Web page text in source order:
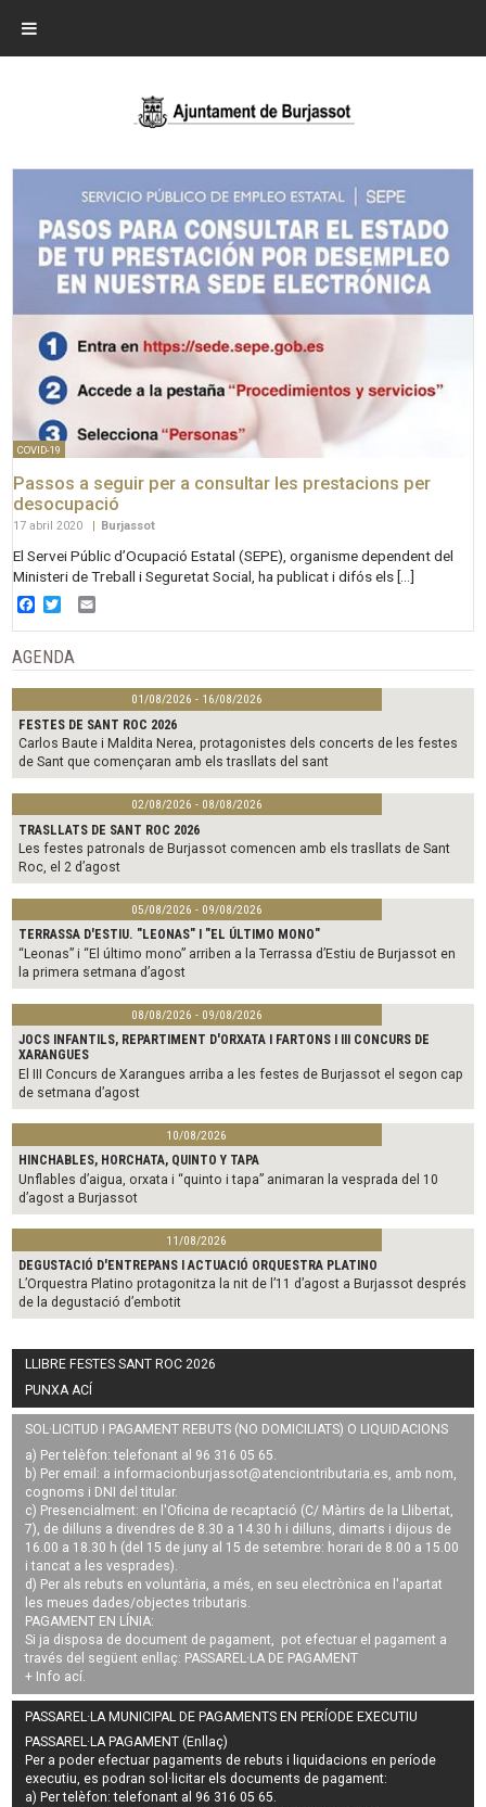
COVID-19
Passos a seguir per a consultar les prestacions per
desocupació
17 abril 2020 Burjassot
El Servei Públic d’Ocupació Estatal (SEPE), organisme dependent del
Ministeri de Treball i Seguretat Social, ha publicat i difós els […]
Facebook
Twitter
AGENDA
01/08/2026 - 16/08/2026
FESTES DE SANT ROC 2026
Carlos Baute i Maldita Nerea, protagonistes dels concerts de les festes
de Sant que començaran amb els trasllats del sant
02/08/2026 - 08/08/2026
TRASLLATS DE SANT ROC 2026
Les festes patronals de Burjassot comencen amb els trasllats de Sant
Roc, el 2 d’agost
05/08/2026 - 09/08/2026
TERRASSA D'ESTIU. "LEONAS" I "EL ÚLTIMO MONO"
“Leonas” i “El último mono” arriben a la Terrassa d’Estiu de Burjassot en
la primera setmana d’agost
08/08/2026 - 09/08/2026
JOCS INFANTILS, REPARTIMENT D'ORXATA I FARTONS I III CONCURS DE
XARANGUES
El III Concurs de Xarangues arriba a les festes de Burjassot el segon cap
de setmana d’agost
10/08/2026
HINCHABLES, HORCHATA, QUINTO Y TAPA
Unflables d’aigua, orxata i “quinto i tapa” animaran la vesprada del 10
d’agost a Burjassot
11/08/2026
DEGUSTACIÓ D'ENTREPANS I ACTUACIÓ ORQUESTRA PLATINO
L’Orquestra Platino protagonitza la nit de l’11 d’agost a Burjassot després
de la degustació d’embotit
LLIBRE FESTES SANT ROC 2026
PUNXA ACÍ
SOL·LICITUD I PAGAMENT REBUTS (NO DOMICILIATS) O LIQUIDACIONS
a) Per telèfon: telefonant al 96 316 05 65.
b) Per email: a informacionburjassot@atenciontributaria.es, amb nom,
cognoms i DNI del titular.
c) Presencialment: en l'Oficina de recaptació (C/ Màrtirs de la Llibertat,
7), de dilluns a divendres de 8.30 a 14.30 h i dilluns, dimarts i dijous de
16.00 a 18.30 h (del 15 de juny al 15 de setembre: horari de 8.00 a 15.00
i tancat a les vesprades).
d) Per als rebuts en voluntària, a més, en seu electrònica en l'apartat
les meues dades/objectes tributaris.
PAGAMENT EN LÍNIA:
Si ja disposa de document de pagament, pot efectuar el pagament a
través del següent enllaç: PASSAREL·LA DE PAGAMENT
+ Info ací.
PASSAREL·LA MUNICIPAL DE PAGAMENTS EN PERÍODE EXECUTIU
PASSAREL·LA PAGAMENT (Enllaç)
Per a poder efectuar pagaments derebuts i liquidacions en període
executiu, es podran sol·licitar els documents de pagament:
a) Per telèfon: telefonant al 96 316 05 65.